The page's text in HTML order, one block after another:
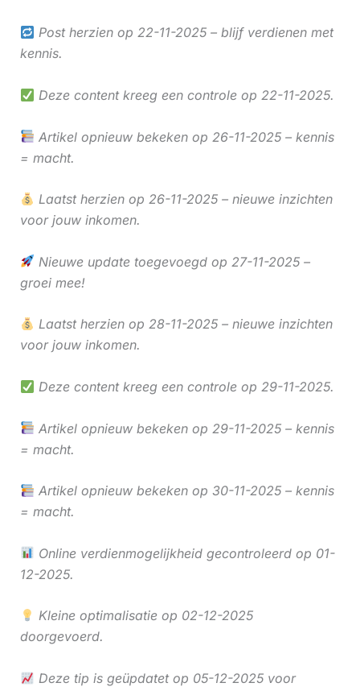
Post herzien op 22-11-2025 – blijf verdienen met
kennis.
Deze content kreeg een controle op 22-11-2025.
Artikel opnieuw bekeken op 26-11-2025 – kennis
= macht.
Laatst herzien op 26-11-2025 – nieuwe inzichten
voor jouw inkomen.
Nieuwe update toegevoegd op 27-11-2025 –
groei mee!
Laatst herzien op 28-11-2025 – nieuwe inzichten
voor jouw inkomen.
Deze content kreeg een controle op 29-11-2025.
Artikel opnieuw bekeken op 29-11-2025 – kennis
= macht.
Artikel opnieuw bekeken op 30-11-2025 – kennis
= macht.
Online verdienmogelijkheid gecontroleerd op 01-
12-2025.
Kleine optimalisatie op 02-12-2025
doorgevoerd.
Deze tip is geüpdatet op 05-12-2025 voor